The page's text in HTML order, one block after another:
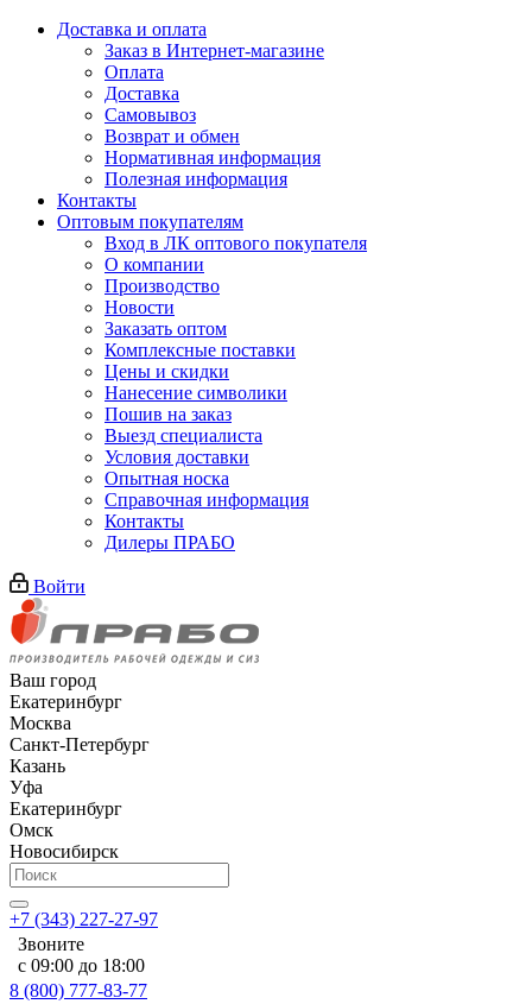
Доставка и оплата
Заказ в Интернет-магазине
Оплата
Доставка
Самовывоз
Возврат и обмен
Нормативная информация
Полезная информация
Контакты
Оптовым покупателям
Вход в ЛК оптового покупателя
О компании
Производство
Новости
Заказать оптом
Комплексные поставки
Цены и скидки
Нанесение символики
Пошив на заказ
Выезд специалиста
Условия доставки
Опытная носка
Справочная информация
Контакты
Дилеры ПРАБО
Войти
Ваш город
Екатеринбург
Москва
Санкт-Петербург
Казань
Уфа
Екатеринбург
Омск
Новосибирск
+7 (343) 227-27-97
Звоните
с 09:00 до 18:00
8 (800) 777-83-77